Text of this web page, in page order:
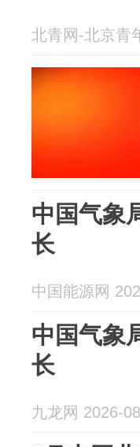
北青网-北京青
中国气象
长
中国能源网
中国气象
长
九龙网 2026-